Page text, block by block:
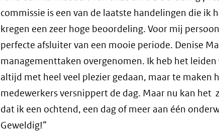
commissie is een van de laatste handelingen die ik
kregen een zeer hoge beoordeling. Voor mij
perfecte afsluiter van een mooie periode. Denise
managementtaken overgenomen. Ik heb het leiden
altijd met heel veel plezier gedaan, maar te maken
medewerkers versnippert de dag. Maar nu kan het
dat ik een ochtend, een dag of meer aan één
Geweldig!”